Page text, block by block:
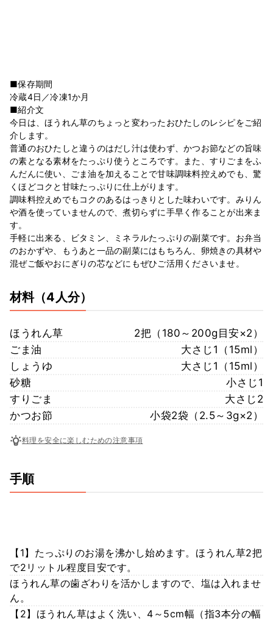
■保存期間
冷蔵4日／冷凍1か月
■紹介文
今日は、ほうれん草のちょっと変わったおひたしのレシピをご紹
介します。
普通のおひたしと違うのはだし汁は使わず、かつお節などの旨味
の素となる素材をたっぷり使うところです。また、すりごまをふ
んだんに使い、ごま油を加えることで甘味調味料控えめでも、驚
くほどコクと甘味たっぷりに仕上がります。
調味料控えめでもコクのあるはっきりとした味わいです。みりん
や酒を使っていませんので、煮切らずに手早く作ることが出来ま
す。
手軽に出来る、ビタミン、ミネラルたっぷりの副菜です。お弁当
のおかずや、もうあと一品の副菜にはもちろん、卵焼きの具材や
混ぜご飯やおにぎりの芯などにもぜひご活用くださいませ。
材料（4人分）
ほうれん草
2把（180～200g目安×2）
ごま油
大さじ1（15ml）
しょうゆ
大さじ1（15ml）
砂糖
小さじ1
すりごま
大さじ2
かつお節
小袋2袋（2.5～3g×2）
料理を安全に楽しむための注意事項
手順
【1】たっぷりのお湯を沸かし始めます。ほうれん草2把
で2リットル程度目安です。
ほうれん草の歯ざわりを活かしますので、塩は入れませ
ん。
【2】ほうれん草はよく洗い、4～5cm幅（指3本分の幅